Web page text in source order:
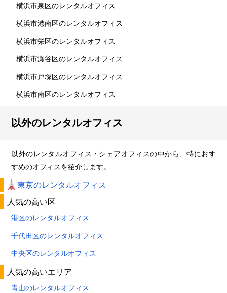
横浜市泉区のレンタルオフィス
横浜市港南区のレンタルオフィス
横浜市栄区のレンタルオフィス
横浜市瀬谷区のレンタルオフィス
横浜市戸塚区のレンタルオフィス
横浜市南区のレンタルオフィス
以外のレンタルオフィス
以外のレンタルオフィス・シェアオフィスの中から、特におす
すめのオフィスを紹介します。
東京のレンタルオフィス
人気の高い区
港区のレンタルオフィス
千代田区のレンタルオフィス
中央区のレンタルオフィス
人気の高いエリア
青山のレンタルオフィス